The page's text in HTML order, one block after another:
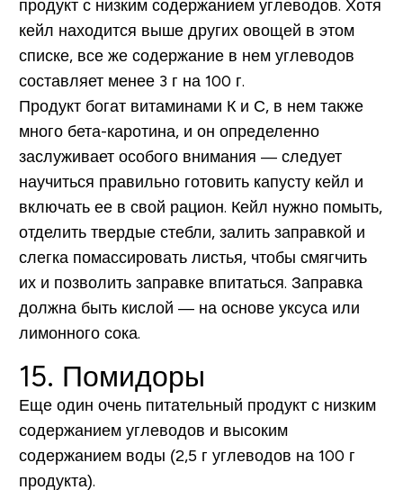
продукт с низким содержанием углеводов. Хотя
кейл находится выше других овощей в этом
списке, все же содержание в нем углеводов
составляет менее 3 г на 100 г.
Продукт богат витаминами К и С, в нем также
много бета-каротина, и он определенно
заслуживает особого внимания — следует
научиться правильно готовить капусту кейл и
включать ее в свой рацион. Кейл нужно помыть,
отделить твердые стебли, залить заправкой и
слегка помассировать листья, чтобы смягчить
их и позволить заправке впитаться. Заправка
должна быть кислой — на основе уксуса или
лимонного сока.
15. Помидоры
Еще один очень питательный продукт с низким
содержанием углеводов и высоким
содержанием воды (2,5 г углеводов на 100 г
продукта).